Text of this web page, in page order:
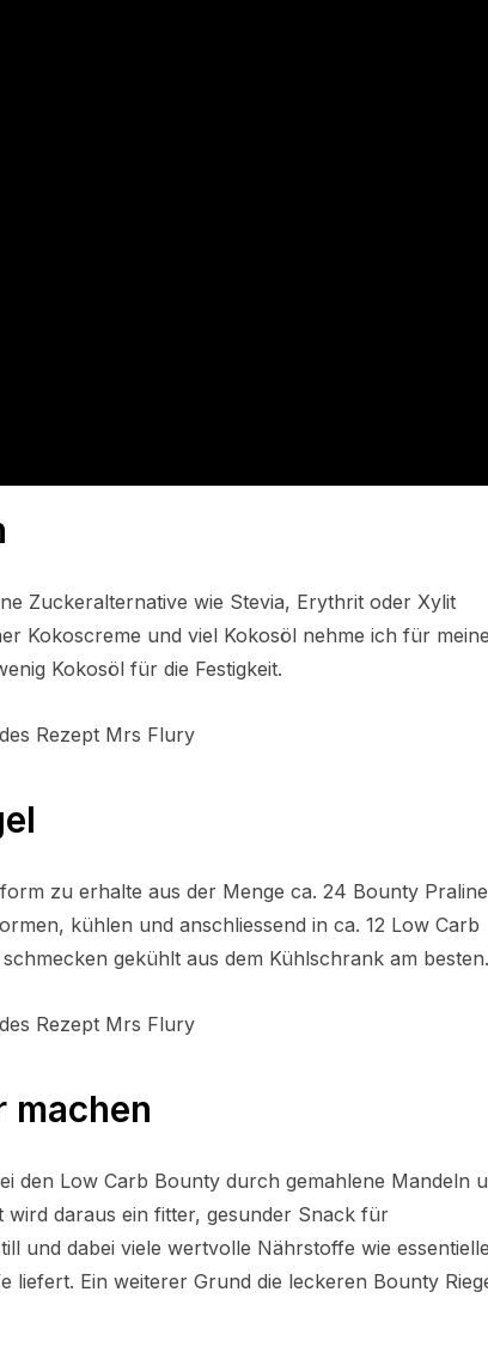
Zuckeralternative wie Stevia, Erythrit oder Xylit
Kokoscreme und viel Kokosöl nehme ich für meine
Kokosöl für die Festigkeit.
zu erhalte aus der Menge ca. 24 Bounty
kühlen und anschliessend in ca. 12 Low Carb
gekühlt aus dem Kühlschrank am besten.
machen
den Low Carb Bounty durch gemahlene Mandeln
wird daraus ein fitter, gesunder Snack für
und dabei viele wertvolle Nährstoffe wie essentielle
liefert. Ein weiterer Grund die leckeren Bounty